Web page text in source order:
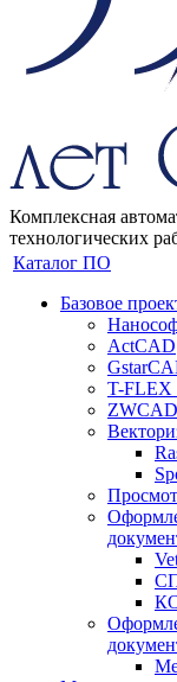
Комплексная
технологических
Каталог ПО
Базовое
ActCAD
T-FLEX
ZWCAD